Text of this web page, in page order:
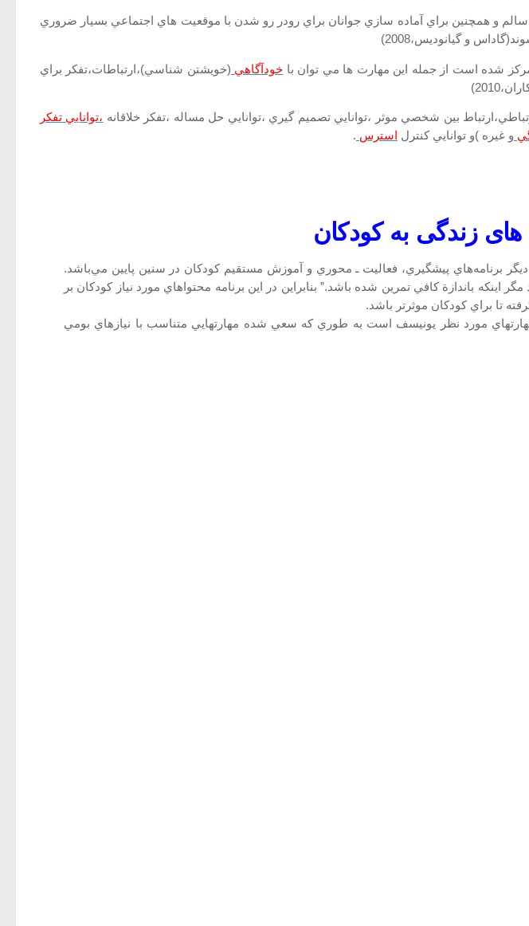
و همچنين براي آماده سازي جوانان براي رودر رو شدن با موقعيت هاي اجتماعي بسيار ضروري
و گيانوديس،2008)
شده است از جمله اين مهارت ها مي توان با خودآگاهي (خويشتن شناسي)،ارتباطات،تفکر براي
،توانايي تفکر
و غيره )و توانايي کنترل استرس .
زندگی به کودکان
برنامه‌هاي پيشگيري، فعاليت ـ محوري و آموزش مستقيم کودکان در سنين پايين مي‌باشد.
باندازة كافي تمرين شده باشد.” بنابراين در اين برنامه محتواهاي مورد نياز کودکان بر
تا براي کودکان موثرتر باشد.
مورد نظر يونيسف است به طوري که سعي شده مهارتهايي متناسب با نيازهاي بومي